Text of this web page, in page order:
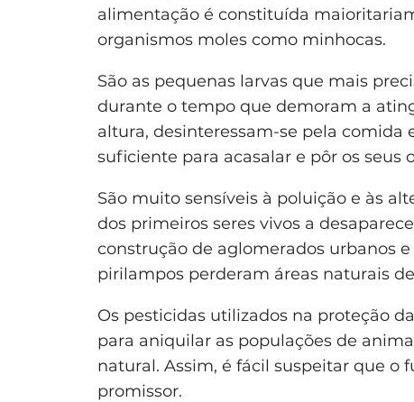
alimentação é constituída
organismos moles como minhocas.
São as pequenas larvas que mais
durante o tempo que demoram a
altura, desinteressam-se pela comida
suficiente para acasalar e pôr os seus
São muito sensíveis à poluição e às
dos primeiros seres vivos a
construção de aglomerados urbanos
pirilampos perderam áreas naturais
Os pesticidas utilizados na proteção
para aniquilar as populações de
natural. Assim, é fácil suspeitar que o
promissor.